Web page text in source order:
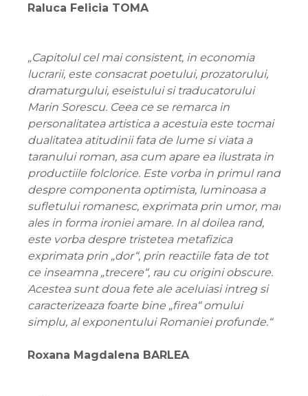
Raluca Felicia TOMA
„Capitolul cel mai consistent, in economia
lucrarii, este consacrat poetului, prozatorului,
dramaturgului, eseistului si traducatorului
Marin Sorescu. Ceea ce se remarca in
personalitatea artistica a acestuia este tocmai
dualitatea atitudinii fata de lume si viata a
taranului roman, asa cum apare ea ilustrata in
productiile folclorice. Este vorba in primul rand
despre componenta optimista, luminoasa a
sufletului romanesc, exprimata prin umor, mai
ales in forma ironiei amare. In al doilea rand,
este vorba despre tristetea metafizica
exprimata prin „dor“, prin reactiile fata de tot
ce inseamna „trecere“, rau cu origini obscure.
Acestea sunt doua fete ale aceluiasi intreg si
caracterizeaza foarte bine „firea“ omului
simplu, al exponentului Romaniei profunde.“
Roxana Magdalena BARLEA